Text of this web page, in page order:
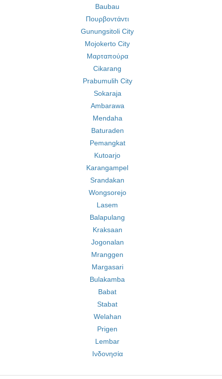
Baubau
Πουρβοντάντι
Gunungsitoli City
Mojokerto City
Μαρταπούρα
Cikarang
Prabumulih City
Sokaraja
Ambarawa
Mendaha
Baturaden
Pemangkat
Kutoarjo
Karangampel
Srandakan
Wongsorejo
Lasem
Balapulang
Kraksaan
Jogonalan
Mranggen
Margasari
Bulakamba
Babat
Stabat
Welahan
Prigen
Lembar
Ινδονησία